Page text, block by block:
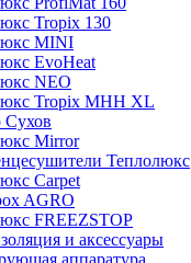
Tropix 130
MINI
EvoHeat
NEO
Tropix МНН XL
Сухов
Mirror
Теплолюкс
Carpet
AGRO
FREEZSTOP
и аксессуары
аппаратура